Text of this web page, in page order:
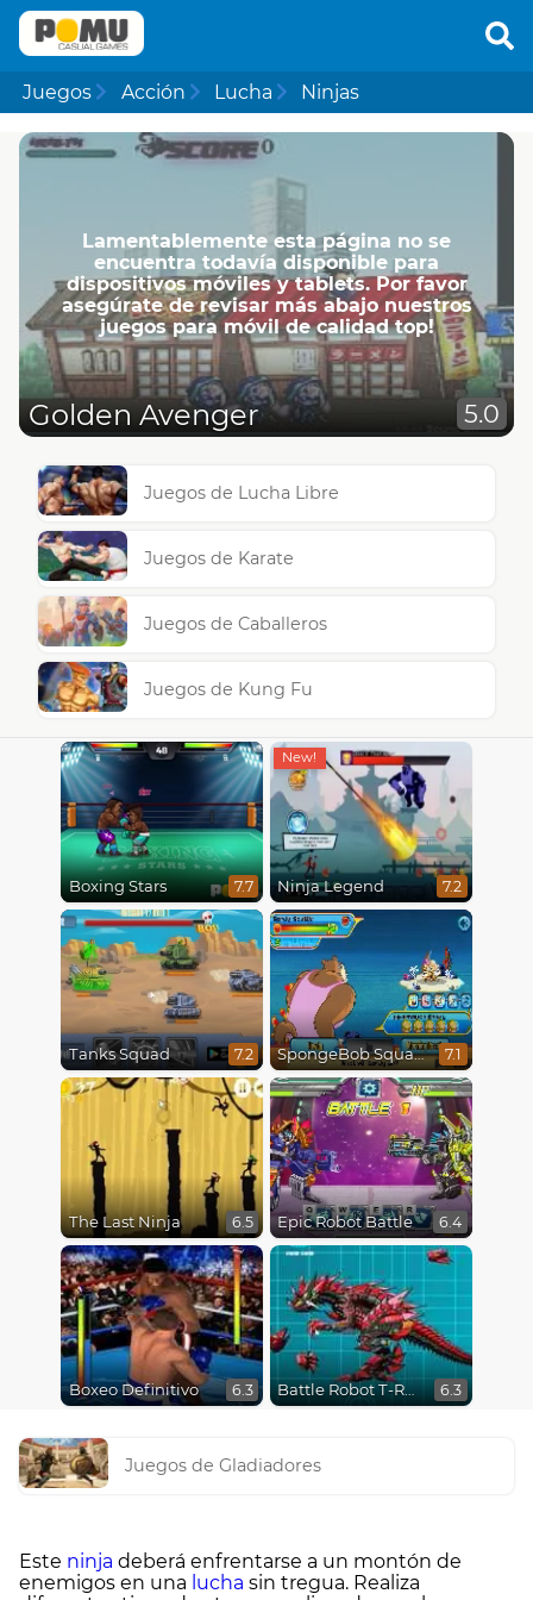
Juegos Acción Lucha Ninjas
Lamentablemente esta página no se
encuentra todavía disponible para
dispositivos móviles y tablets. Por favor
asegúrate de revisar más abajo nuestros
juegos para móvil de calidad top!
Golden Avenger 5.0
Juegos de Lucha Libre
Juegos de Karate
Juegos de Caballeros
Juegos de Kung Fu
Boxing Stars 7.7 Ninja Legend 7.2
Tanks Squad 7.2 SpongeBob SquarePants : Monster Island Adventures 7.1
The Last Ninja 6.5 Epic Robot Battle 6.4
Boxeo Definitivo 6.3 Battle Robot T-Rex Age 6.3
Juegos de Gladiadores
Este ninja deberá enfrentarse a un montón de
enemigos en una lucha sin tregua. Realiza